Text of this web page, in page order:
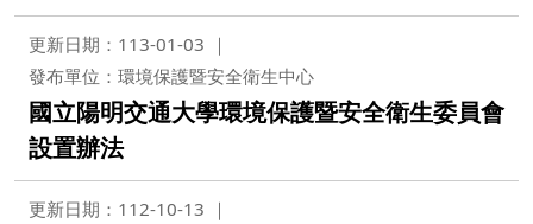
更新日期：113-01-03
發布單位：環境保護暨安全衛生中心
國立陽明交通大學環境保護暨安全衛生委員會
設置辦法
更新日期：112-10-13